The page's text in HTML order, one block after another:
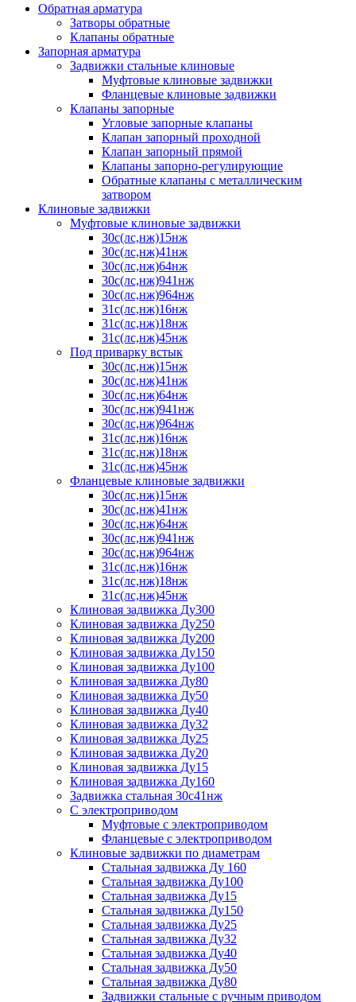
Обратная арматура
Затворы обратные
Клапаны обратные
Запорная арматура
Задвижки стальные клиновые
Муфтовые клиновые задвижки
Фланцевые клиновые задвижки
Клапаны запорные
Угловые запорные клапаны
Клапан запорный проходной
Клапан запорный прямой
Клапаны запорно-регулирующие
Обратные клапаны с металлическим
затвором
Клиновые задвижки
Муфтовые клиновые задвижки
30с(лс,нж)15нж
30с(лс,нж)41нж
30с(лс,нж)64нж
30с(лс,нж)941нж
30с(лс,нж)964нж
31с(лс,нж)16нж
31с(лс,нж)18нж
31с(лс,нж)45нж
Под приварку встык
30с(лс,нж)15нж
30с(лс,нж)41нж
30с(лс,нж)64нж
30с(лс,нж)941нж
30с(лс,нж)964нж
31с(лс,нж)16нж
31с(лс,нж)18нж
31с(лс,нж)45нж
Фланцевые клиновые задвижки
30с(лс,нж)15нж
30с(лс,нж)41нж
30с(лс,нж)64нж
30с(лс,нж)941нж
30с(лс,нж)964нж
31с(лс,нж)16нж
31с(лс,нж)18нж
31с(лс,нж)45нж
Клиновая задвижка Ду300
Клиновая задвижка Ду250
Клиновая задвижка Ду200
Клиновая задвижка Ду150
Клиновая задвижка Ду100
Клиновая задвижка Ду80
Клиновая задвижка Ду50
Клиновая задвижка Ду40
Клиновая задвижка Ду32
Клиновая задвижка Ду25
Клиновая задвижка Ду20
Клиновая задвижка Ду15
Клиновая задвижка Ду160
Задвижка стальная 30с41нж
С электроприводом
Муфтовые с электроприводом
Фланцевые с электроприводом
Клиновые задвижки по диаметрам
Стальная задвижка Ду 160
Стальная задвижка Ду100
Стальная задвижка Ду15
Стальная задвижка Ду150
Стальная задвижка Ду25
Стальная задвижка Ду32
Стальная задвижка Ду40
Стальная задвижка Ду50
Стальная задвижка Ду80
Задвижки стальные с ручным приводом